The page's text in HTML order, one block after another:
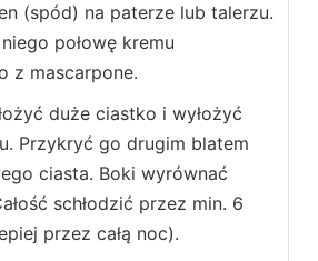
(spód) na paterze lub talerzu.
połowę kremu
z mascarpone.
duże ciastko i wyłożyć
Przykryć go drugim blatem
ciasta. Boki wyrównać
schłodzić przez min. 6
przez całą noc).